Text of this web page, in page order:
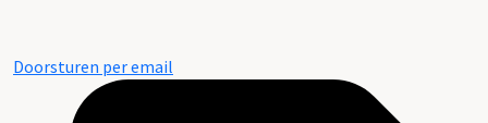
Doorsturen per email